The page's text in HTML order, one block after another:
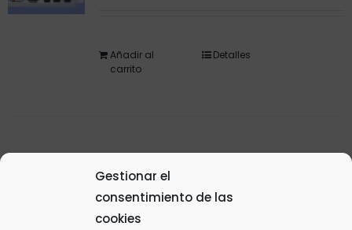
Gestionar el
consentimiento de las
cookies
Añadir al
carrito
Detalles
15,50€